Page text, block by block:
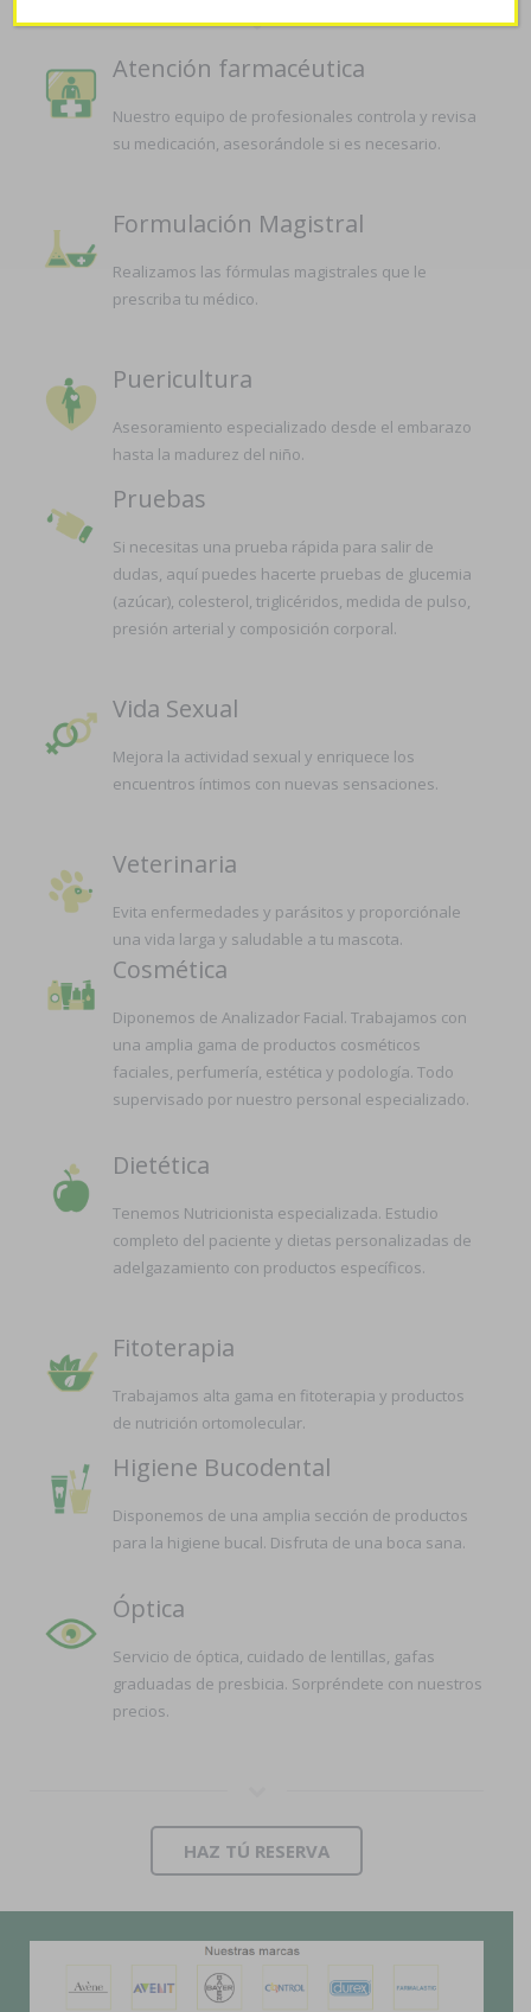
Atención farmacéutica
Nuestro equipo de profesionales controla y revisa
su medicación, asesorándole si es necesario.
Formulación Magistral
Realizamos las fórmulas magistrales que le
prescriba tu médico.
Puericultura
Asesoramiento especializado desde el embarazo
hasta la madurez del niño.
Pruebas
Si necesitas una prueba rápida para salir de
dudas, aquí puedes hacerte pruebas de glucemia
(azúcar), colesterol, triglicéridos, medida de pulso,
presión arterial y composición corporal.
Vida Sexual
Mejora la actividad sexual y enriquece los
encuentros íntimos con nuevas sensaciones.
Veterinaria
Evita enfermedades y parásitos y proporciónale
una vida larga y saludable a tu mascota.
Cosmética
Diponemos de Analizador Facial. Trabajamos con
una amplia gama de productos cosméticos
faciales, perfumería, estética y podología. Todo
supervisado por nuestro personal especializado.
Dietética
Tenemos Nutricionista especializada. Estudio
completo del paciente y dietas personalizadas de
adelgazamiento con productos específicos.
Fitoterapia
Trabajamos alta gama en fitoterapia y productos
de nutrición ortomolecular.
Higiene Bucodental
Disponemos de una amplia sección de productos
para la higiene bucal. Disfruta de una boca sana.
Óptica
Servicio de óptica, cuidado de lentillas, gafas
graduadas de presbicia. Sorpréndete con nuestros
precios.
HAZ TÚ RESERVA